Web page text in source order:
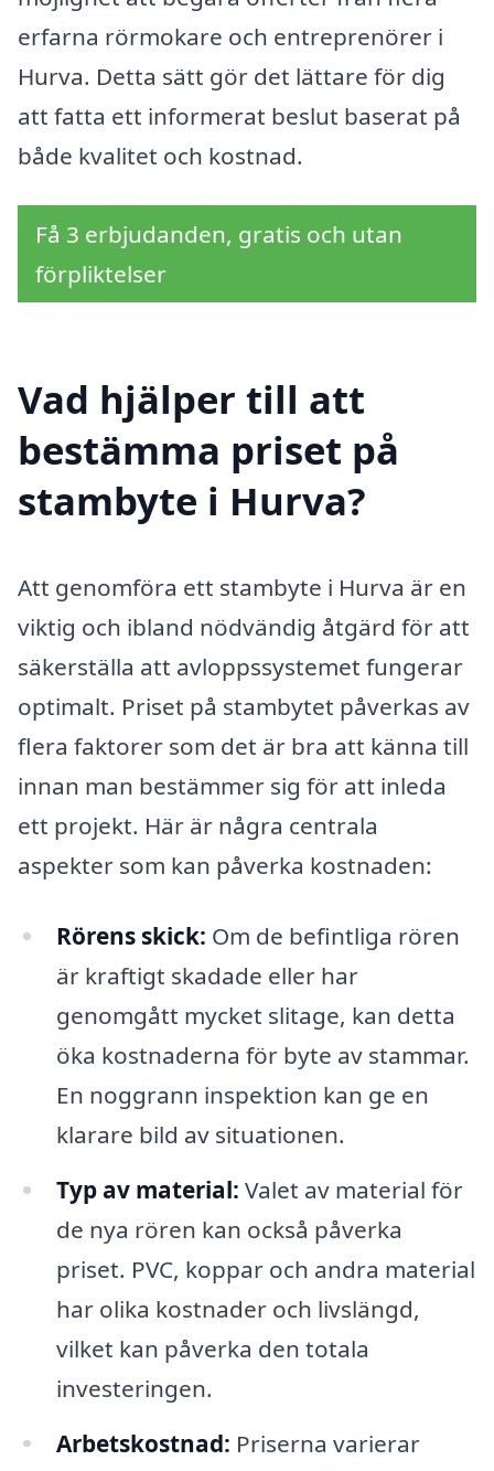
erfarna rörmokare och entreprenörer i
Hurva. Detta sätt gör det lättare för dig
att fatta ett informerat beslut baserat på
både kvalitet och kostnad.
Få 3 erbjudanden, gratis och utan
förpliktelser
Vad hjälper till att
bestämma priset på
stambyte i Hurva?
Att genomföra ett stambyte i Hurva är en
viktig och ibland nödvändig åtgärd för att
säkerställa att avloppssystemet fungerar
optimalt. Priset på stambytet påverkas av
flera faktorer som det är bra att känna till
innan man bestämmer sig för att inleda
ett projekt. Här är några centrala
aspekter som kan påverka kostnaden:
Rörens skick: Om de befintliga rören
är kraftigt skadade eller har
genomgått mycket slitage, kan detta
öka kostnaderna för byte av stammar.
En noggrann inspektion kan ge en
klarare bild av situationen.
Typ av material: Valet av material för
de nya rören kan också påverka
priset. PVC, koppar och andra material
har olika kostnader och livslängd,
vilket kan påverka den totala
investeringen.
Arbetskostnad: Priserna varierar